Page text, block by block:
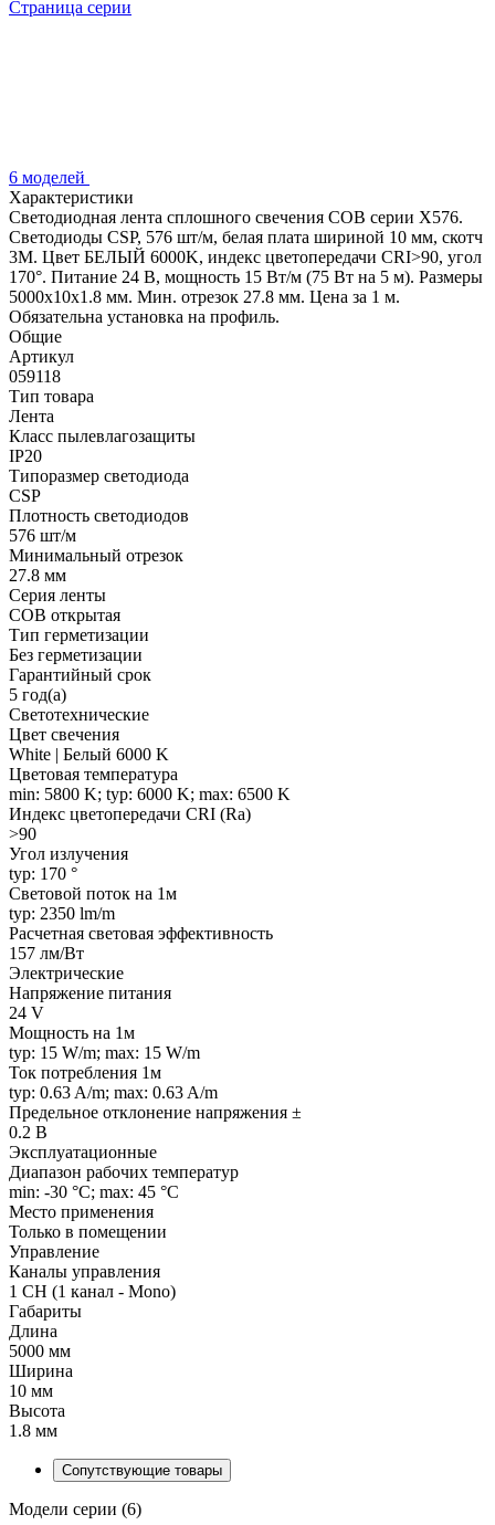
Страница серии
6 моделей
Характеристики
Светодиодная лента сплошного свечения COB серии X576.
Светодиоды CSP, 576 шт/м, белая плата шириной 10 мм, скотч
3M. Цвет БЕЛЫЙ 6000K, индекс цветопередачи CRI>90, угол
170°. Питание 24 В, мощность 15 Вт/м (75 Вт на 5 м). Размеры
5000x10x1.8 мм. Мин. отрезок 27.8 мм. Цена за 1 м.
Обязательна установка на профиль.
Общие
Артикул
059118
Тип товара
Лента
Класс пылевлагозащиты
IP20
Типоразмер светодиода
CSP
Плотность светодиодов
576 шт/м
Минимальный отрезок
27.8 мм
Серия ленты
COB открытая
Тип герметизации
Без герметизации
Гарантийный срок
5 год(а)
Светотехнические
Цвет свечения
White | Белый 6000 K
Цветовая температура
min: 5800 K; typ: 6000 K; max: 6500 K
Индекс цветопередачи CRI (Ra)
>90
Угол излучения
typ: 170 °
Световой поток на 1м
typ: 2350 lm/m
Расчетная световая эффективность
157 лм/Вт
Электрические
Напряжение питания
24 V
Мощность на 1м
typ: 15 W/m; max: 15 W/m
Ток потребления 1м
typ: 0.63 A/m; max: 0.63 A/m
Предельное отклонение напряжения ±
0.2 В
Эксплуатационные
Диапазон рабочих температур
min: -30 °C; max: 45 °C
Место применения
Только в помещении
Управление
Каналы управления
1 CH (1 канал - Mono)
Габариты
Длина
5000 мм
Ширина
10 мм
Высота
1.8 мм
Сопутствующие товары
Модели серии (6)